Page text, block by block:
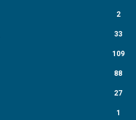
2
33
109
88
27
1